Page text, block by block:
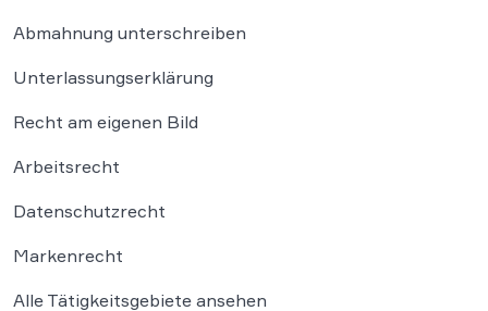
Abmahnung unterschreiben
Unterlassungserklärung
Recht am eigenen Bild
Arbeitsrecht
Datenschutzrecht
Markenrecht
Alle Tätigkeitsgebiete ansehen